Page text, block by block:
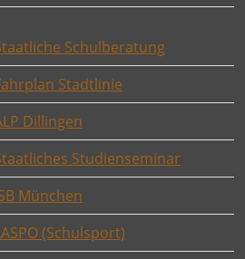
Schulberatung
Stadtlinie
Dillingen
Studienseminar
München
(Schulsport)